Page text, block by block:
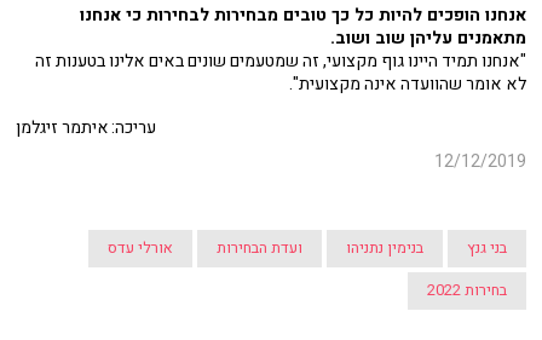
אנחנו הופכים להיות כל כך טובים מבחירות לבחירות כי אנחנו
מתאמנים עליהן שוב ושוב.
"אנחנו תמיד היינו גוף מקצועי, זה שמטעמים שונים באים אלינו בטענות זה
לא אומר שהוועדה אינה מקצועית".
עריכה: איתמר זיגלמן
12/12/2019
בני גנץ בנימין נתניהו ועדת הבחירות
אורלי עדס
בחירות 2022